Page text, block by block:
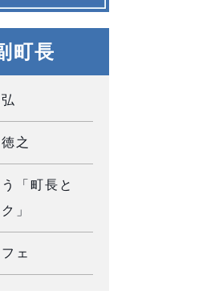
町長
之
「町長と
」
ェ